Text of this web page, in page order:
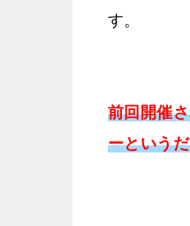
す。
前回開催
ーという